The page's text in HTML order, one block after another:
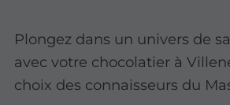
Plongez dans un univers de
avec votre chocolatier à
choix des connaisseurs du